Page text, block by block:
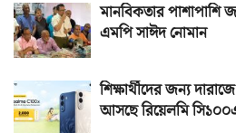
মানবিকতার পাশাপাশি
এমপি সাঈদ নোমান
শিক্ষার্থীদের জন্য
আসছে রিয়েলমি